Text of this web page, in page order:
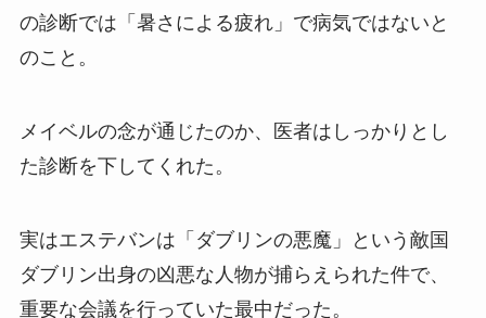
の診断では「暑さによる疲れ」で病気ではないと
のこと。
メイベルの念が通じたのか、医者はしっかりとし
た診断を下してくれた。
実はエステバンは「ダブリンの悪魔」という敵国
ダブリン出身の凶悪な人物が捕らえられた件で、
重要な会議を行っていた最中だった。